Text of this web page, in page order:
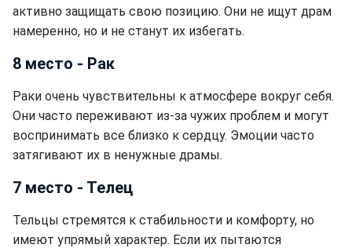
активно защищать свою позицию. Они не ищут драм
намеренно, но и не станут их избегать.
8 место - Рак
Раки очень чувствительны к атмосфере вокруг себя.
Они часто переживают из-за чужих проблем и могут
воспринимать все близко к сердцу. Эмоции часто
затягивают их в ненужные драмы.
7 место - Телец
Тельцы стремятся к стабильности и комфорту, но
имеют упрямый характер. Если их пытаются